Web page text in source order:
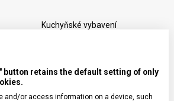
Kuchyňské vybavení
button retains the default setting of only
and/or access information on a device, such